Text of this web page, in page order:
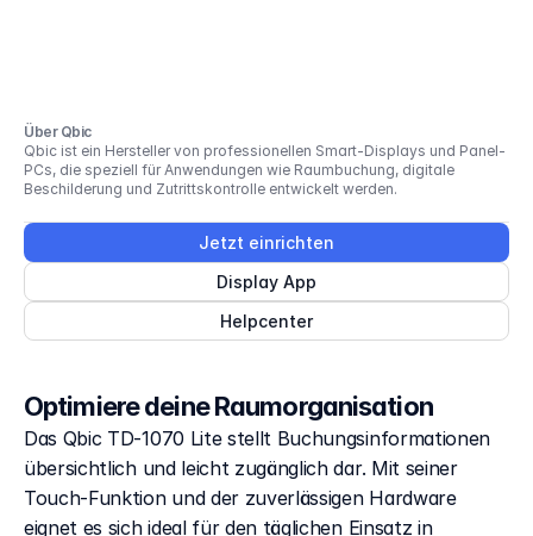
Über Qbic
Qbic ist ein Hersteller von professionellen Smart-Displays und Panel-
PCs, die speziell für Anwendungen wie Raumbuchung, digitale
Beschilderung und Zutrittskontrolle entwickelt werden.
Jetzt einrichten
Display App
Helpcenter
Optimiere deine Raumorganisation
Das Qbic TD-1070 Lite stellt Buchungsinformationen
übersichtlich und leicht zugänglich dar. Mit seiner
Touch-Funktion und der zuverlässigen Hardware
eignet es sich ideal für den täglichen Einsatz in